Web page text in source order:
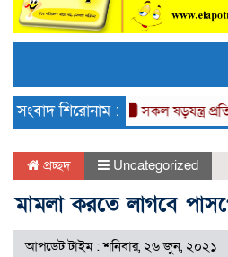
সংবাদ শিরোনাম :সকল ষড়যন্ত্র প্রতিহত
প্রচ্ছদ Uncategorized
মামলা করতে লাগবে
আপডেট টাইম : শনিবার, ২৬ জুন, ২০২১